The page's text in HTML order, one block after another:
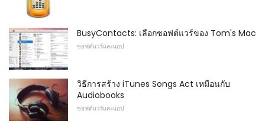
BusyContacts: เลือกซอฟต์แวร์ของ Tom's Mac
ซอฟต์แวร์และแอป
วิธีการสร้าง iTunes Songs Act เหมือนกับ
Audiobooks
ซอฟต์แวร์และแอป